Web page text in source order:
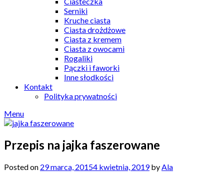
Serniki
Kruche ciasta
Ciasta drożdżowe
Ciasta z kremem
Ciasta z owocami
Rogaliki
Pączki i faworki
Inne słodkości
Kontakt
Polityka prywatności
Menu
Przepis na jajka faszerowane
Posted on 29 marca, 20154 kwietnia, 2019byAla